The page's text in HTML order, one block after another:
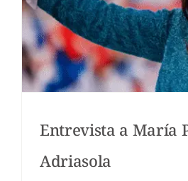
Entrevista a María
Adriasola